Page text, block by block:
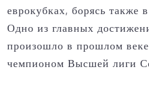
еврокубках, борясь также
Одно из главных
произошло в прошлом
чемпионом Высшей лиги